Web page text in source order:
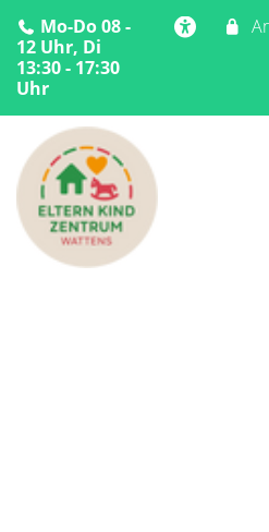
Mo-Do 08 -
12 Uhr, Di
13:30 - 17:30
Uhr